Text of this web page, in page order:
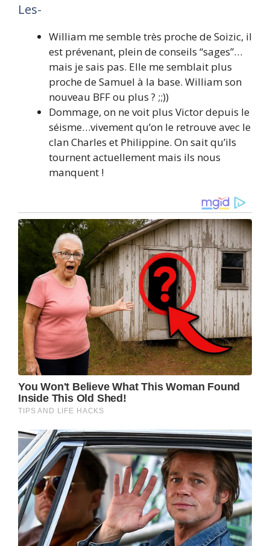
Les-
William me semble très proche de Soizic, il
est prévenant, plein de conseils “sages”…
mais je sais pas. Elle me semblait plus
proche de Samuel à la base. William son
nouveau BFF ou plus ? ;;))
Dommage, on ne voit plus Victor depuis le
séisme…vivement qu’on le retrouve avec le
clan Charles et Philippine. On sait qu’ils
tournent actuellement mais ils nous
manquent !